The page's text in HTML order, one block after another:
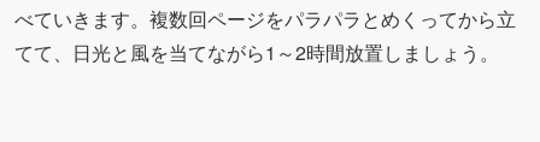
べていきます。複数回ページをパラパラとめくってから立
てて、日光と風を当てながら1～2時間放置しましょう。